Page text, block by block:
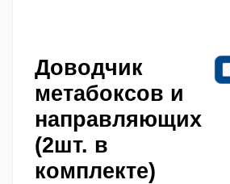
Доводчик
метабоксов и
направляющих
(2шт. в
комплекте)